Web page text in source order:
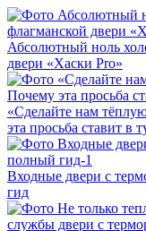
Абсолютный ноль
двери «Хаски Pro»
«Сделайте нам
эта просьба ставит в
Входные двери с
гид